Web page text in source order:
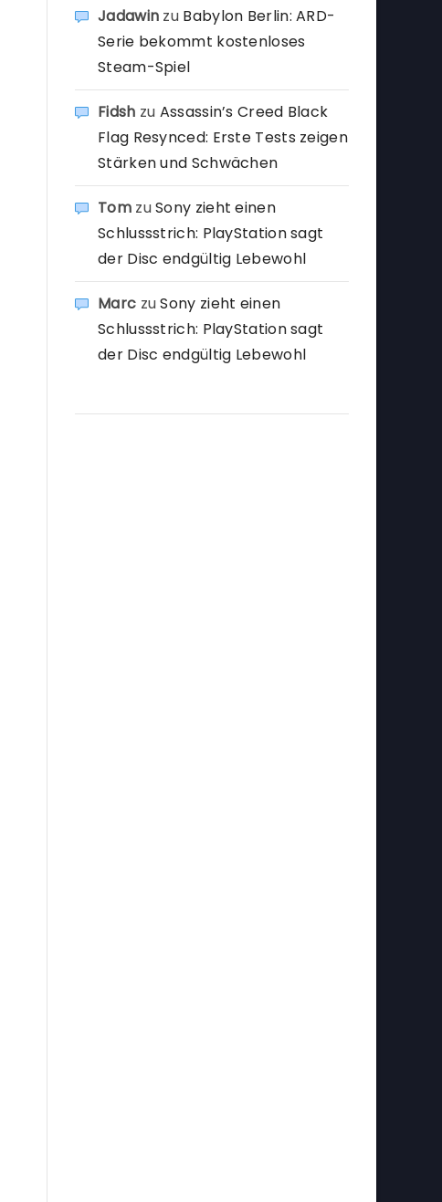
Jadawin zu Babylon Berlin: ARD-
Serie bekommt kostenloses
Steam-Spiel
Fidsh zu Assassin’s Creed Black
Flag Resynced: Erste Tests zeigen
Stärken und Schwächen
TomzuSony zieht einen
Schlussstrich: PlayStation sagt
der Disc endgültig Lebewohl
Marc zuSony zieht einen
Schlussstrich: PlayStation sagt
der Disc endgültig Lebewohl